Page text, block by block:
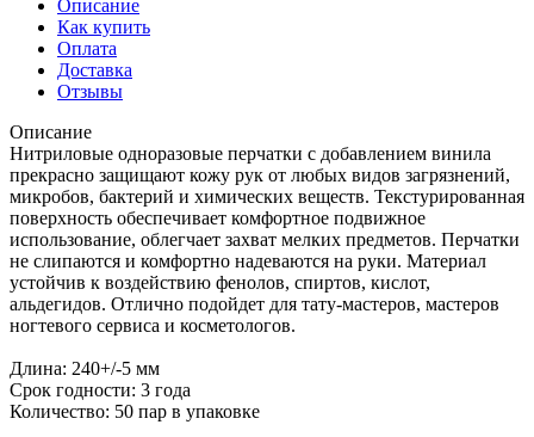
Описание
Как купить
Оплата
Доставка
Отзывы
Описание
Нитриловые одноразовые перчатки с добавлением винила
прекрасно защищают кожу рук от любых видов загрязнений,
микробов, бактерий и химических веществ. Текстурированная
поверхность обеспечивает комфортное подвижное
использование, облегчает захват мелких предметов. Перчатки
не слипаются и комфортно надеваются на руки. Материал
устойчив к воздействию фенолов, спиртов, кислот,
альдегидов. Отлично подойдет для тату-мастеров, мастеров
ногтевого сервиса и косметологов.
Длина: 240+/-5 мм
Срок годности: 3 года
Количество: 50 пар в упаковке